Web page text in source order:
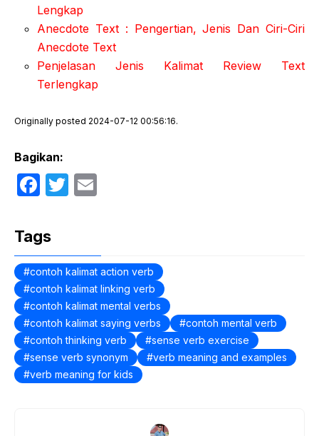
Lengkap
Anecdote Text : Pengertian, Jenis Dan Ciri-Ciri
Anecdote Text
Penjelasan Jenis Kalimat Review Text
Terlengkap
Originally posted 2024-07-12 00:56:16.
Bagikan:
F
c
e
b
o
o
k
T
er
Tags
contoh kalimat action verb
contoh kalimat linking verb
contoh kalimat mental verbs
contoh kalimat saying verbs
contoh mental verb
contoh thinking verb
sense verb exercise
sense verb synonym
verb meaning and examples
verb meaning for kids